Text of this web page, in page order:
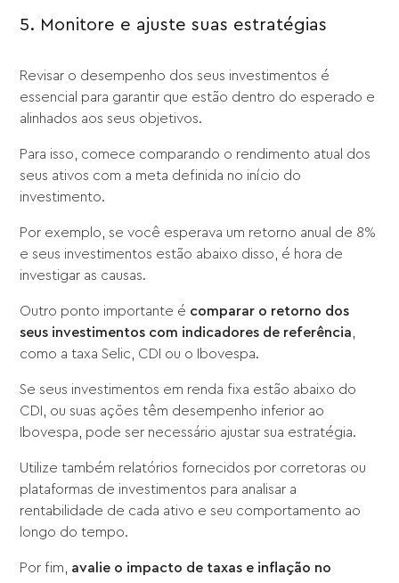
5. Monitore e ajuste suas estratégias
Revisar o desempenho dos seus investimentos é
essencial para garantir que estão dentro do esperado e
alinhados aos seus objetivos.
Para isso, comece comparando o rendimento atual dos
seus ativos com a meta definida no início do
investimento.
Por exemplo, se você esperava um retorno anual de 8%
e seus investimentos estão abaixo disso, é hora de
investigar as causas.
Outro ponto importante é comparar o retorno dos
seus investimentos com indicadores de referência
como a taxa Selic, CDI ou o Ibovespa.
Se seus investimentos em renda fixa estão abaixo do
CDI, ou suas ações têm desempenho inferior ao
Ibovespa, pode ser necessário ajustar sua estratégia.
Utilize também relatórios fornecidos por corretoras ou
plataformas de investimentos para analisar a
rentabilidade de cada ativo e seu comportamento ao
longo do tempo.
Por fim, avalie o impacto de taxas e inflação no